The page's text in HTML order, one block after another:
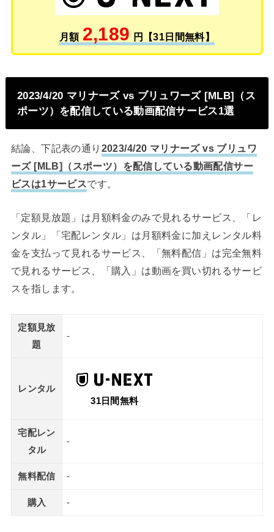
月額 2,189 円【31日間無料】
2023/4/20 マリナーズ vs ブリュワーズ [MLB]（ス
ポーツ）を配信している動画配信サービス1選
結論、下記表の通り 2023/4/20 マリナーズ vs ブリュワ
ーズ [MLB]（スポーツ）を配信している動画配信サー
ビスは1サービスです。
「定額見放題」は月額料金のみで見れるサービス、「レ
ンタル」「宅配レンタル」は月額料金に加えレンタル料
金を支払って見れるサービス、「無料配信」は完全無料
で見れるサービス、「購入」は動画を買い切れるサービ
スを指します。
定額見放
題
-
レンタル
31日間無料
宅配レン
タル
-
無料配信 -
購入 -